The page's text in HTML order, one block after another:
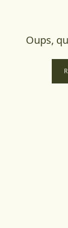
Oups,